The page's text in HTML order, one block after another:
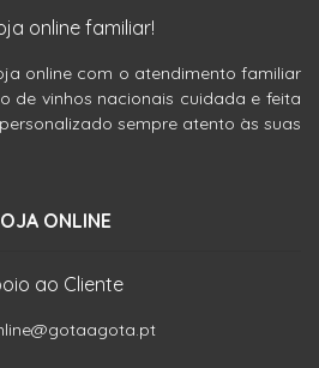
online familiar!
online com o atendimento familiar
de vinhos nacionais cuidada e feita
sempre atento às suas
ONLINE
ao Cliente